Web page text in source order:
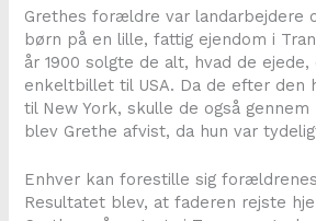
Grethes forældre var landarbejdere
børn på en lille, fattig ejendom i
år 1900 solgte de alt, hvad de
enkeltbillet til USA. Da de efter den
til New York, skulle de også
blev Grethe afvist, da hun var
Enhver kan forestille sig
Resultatet blev, at faderen rejste